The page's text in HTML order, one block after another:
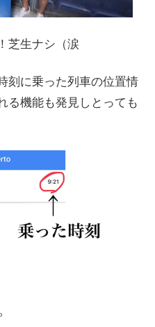
芝生ナシ（涙
刻に乗った列車の位置情
る機能も発見しとっても